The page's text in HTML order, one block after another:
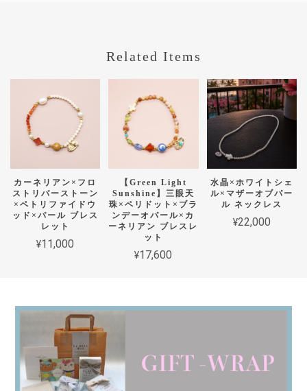
Related Items
カーネリアン×フロ
ストリバーストーン
×ペトリファイドウ
ッド×パール ブレス
レット
¥11,000
【Green Light
Sunshine】三眼天
珠×ペリドット×ブラ
ンデーオパール×カ
ーネリアン ブレスレ
ット
¥17,600
水晶×ホワイトシェ
ル×マザーオブパー
ル ネックレス
¥22,000